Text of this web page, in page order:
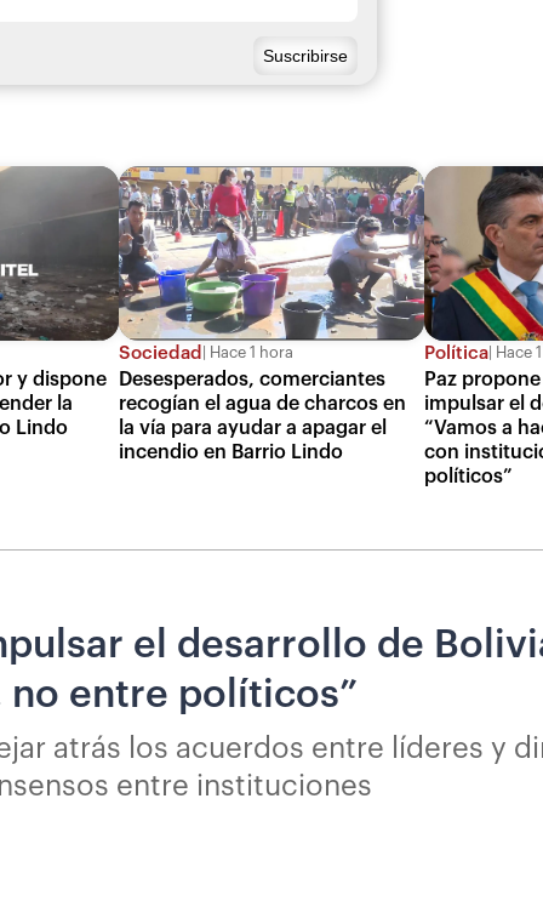
y dispone
la
Lindo
Sociedad Hace 1 hora
Desesperados, comerciantes
recogían el agua de charcos en
la vía para ayudar a apagar el
incendio en Barrio Lindo
Política Hace
Paz
impulsar el
“Vamos a
con
políticos”
el desarrollo de
entre políticos”
atrás los acuerdos entre líderes y
entre instituciones